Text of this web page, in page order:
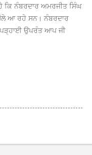
ਕਿ ਨੰਬਰਦਾਰ ਅਮਰਜੀਤ ਸਿੰਘ
ਚੱਲੇ ਆ ਰਹੇ ਸਨ। ਨੰਬਰਦਾਰ
ਪੜ੍ਹਾਈ ਉਪਰੰਤ ਆਪ ਜੀ